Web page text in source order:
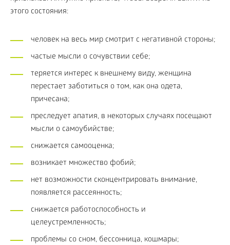
этого состояния:
человек на весь мир смотрит с негативной стороны;
частые мысли о сочувствии себе;
теряется интерес к внешнему виду, женщина
перестает заботиться о том, как она одета,
причесана;
преследует апатия, в некоторых случаях посещают
мысли о самоубийстве;
снижается самооценка;
возникает множество фобий;
нет возможности сконцентрировать внимание,
появляется рассеянность;
снижается работоспособность и
целеустремленность;
проблемы со сном, бессонница, кошмары;